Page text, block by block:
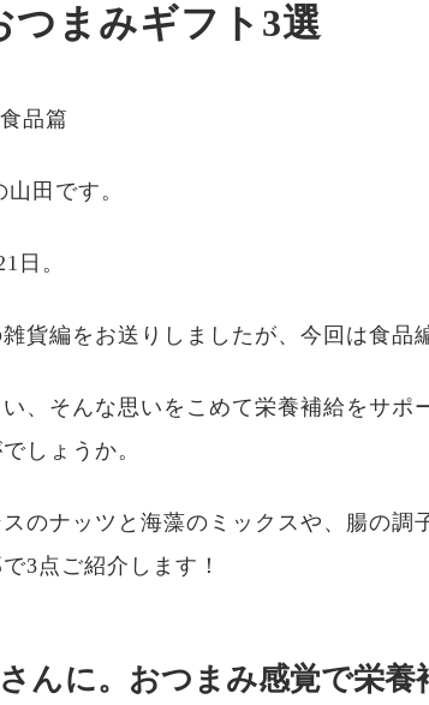
つまみギフト3選
田です。
日。
貨編をお送りしましたが、今回は食品
、そんな思いをこめて栄養補給をサポ
しょうか。
のナッツと海藻のミックスや、腸の調
3点ご紹介します！
んに。おつまみ感覚で栄養